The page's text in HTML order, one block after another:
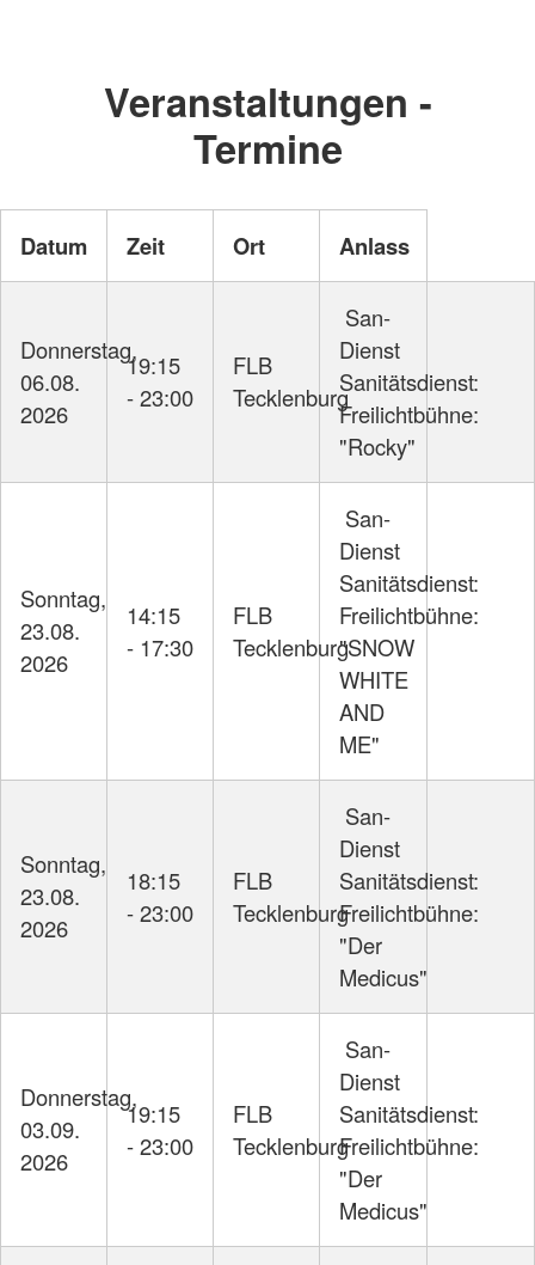
Veranstaltungen -
Termine
Datum Zeit Ort Anlass
Donnerstag,
06.08.
2026
19:15
- 23:00
FLB
Tecklenburg
San-
Dienst
Sanitätsdienst:
Freilichtbühne:
"Rocky"
Sonntag,
23.08.
2026
14:15
- 17:30
FLB
Tecklenburg
San-
Dienst
Sanitätsdienst:
Freilichtbühne:
"SNOW
WHITE
AND
ME"
Sonntag,
23.08.
2026
18:15
- 23:00
FLB
Tecklenburg
San-
Dienst
Sanitätsdienst:
Freilichtbühne:
"Der
Medicus"
Donnerstag,
03.09.
2026
19:15
- 23:00
FLB
Tecklenburg
San-
Dienst
Sanitätsdienst:
Freilichtbühne:
"Der
Medicus"